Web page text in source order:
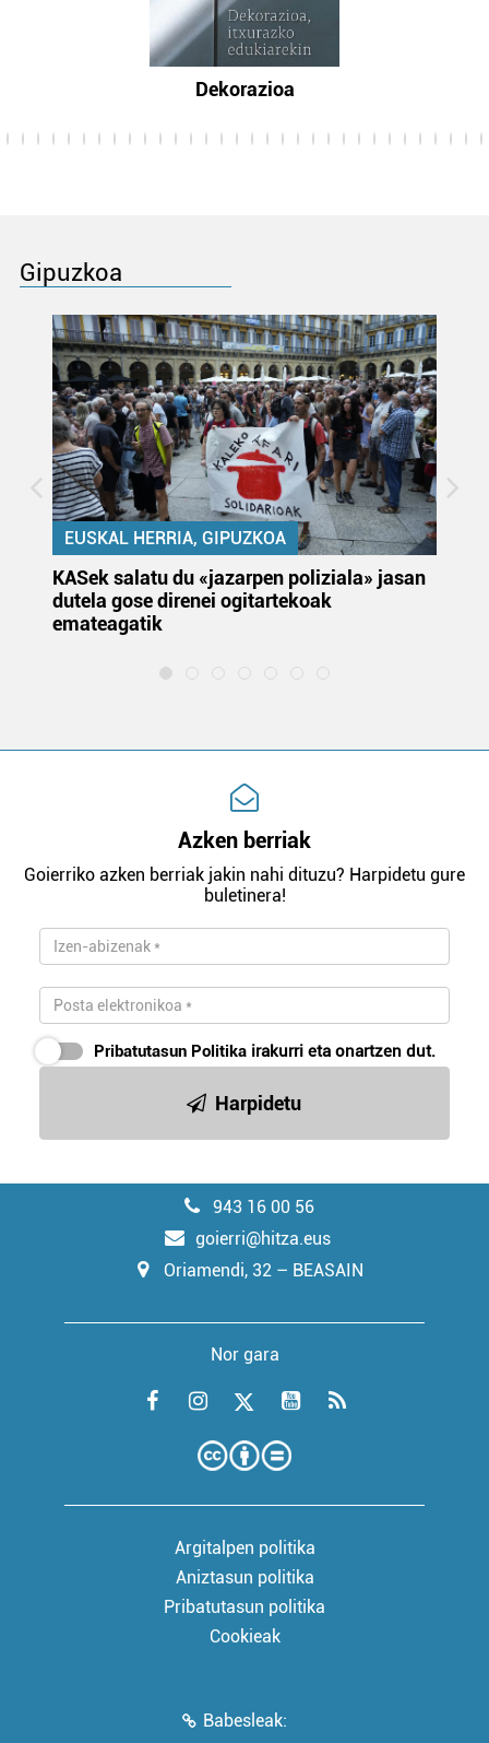
Dekorazioa
Gipuzkoa
EUSKAL HERRIA, GIPUZKOA
KASek salatu du «jazarpen poliziala» jasan
dutela gose direnei ogitartekoak
emateagatik
Azken berriak
Goierriko azken berriak jakin nahi dituzu? Harpidetu gure
buletinera!
Pribatutasun Politika irakurri eta onartzen dut.
Harpidetu
943 16 00 56
goierri@hitza.eus
Oriamendi, 32 – BEASAIN
Nor gara
Argitalpen politika
Aniztasun politika
Pribatutasun politika
Cookieak
Babesleak: